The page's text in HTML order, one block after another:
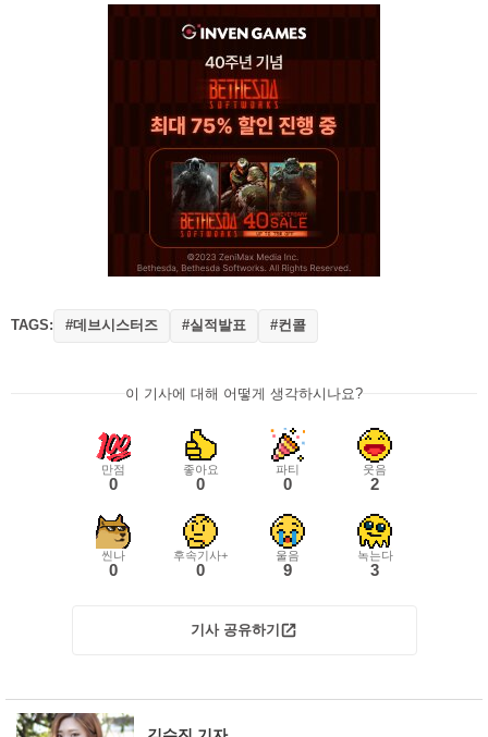
TAGS: #데브시스터즈 #실적발표 #컨콜
이 기사에 대해 어떻게 생각하시나요?
만점
0
좋아요
0
파티
0
웃음
2
씬나
0
후속기사+
0
울음
9
녹는다
3
기사 공유하기